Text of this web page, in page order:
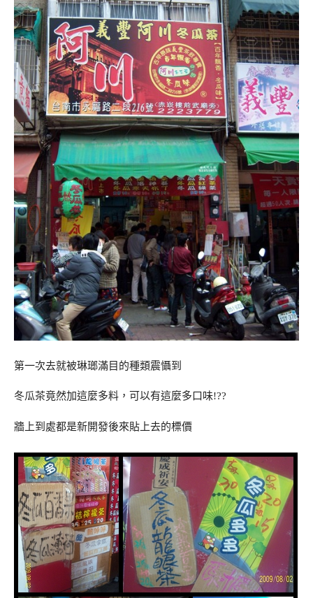
第一次去就被琳瑯滿目的種類震懾到
冬瓜茶竟然加這麼多料，可以有這麼多口味!??
牆上到處都是新開發後來貼上去的標價